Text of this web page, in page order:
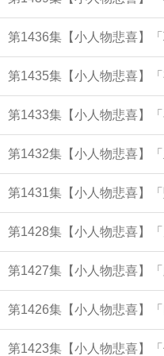
第1436集【小人物悲喜】
第1435集【小人物悲喜】
第1433集【小人物悲喜】
第1432集【小人物悲喜】
第1431集【小人物悲喜】
第1428集【小人物悲喜】
第1427集【小人物悲喜】
第1426集【小人物悲喜】
第1423集【小人物悲喜】